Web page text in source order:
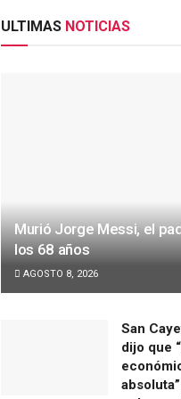
ULTIMAS NOTICIAS
Murió Jorge Messi, el
los 68 años
AGOSTO 8, 2026
San
dijo que